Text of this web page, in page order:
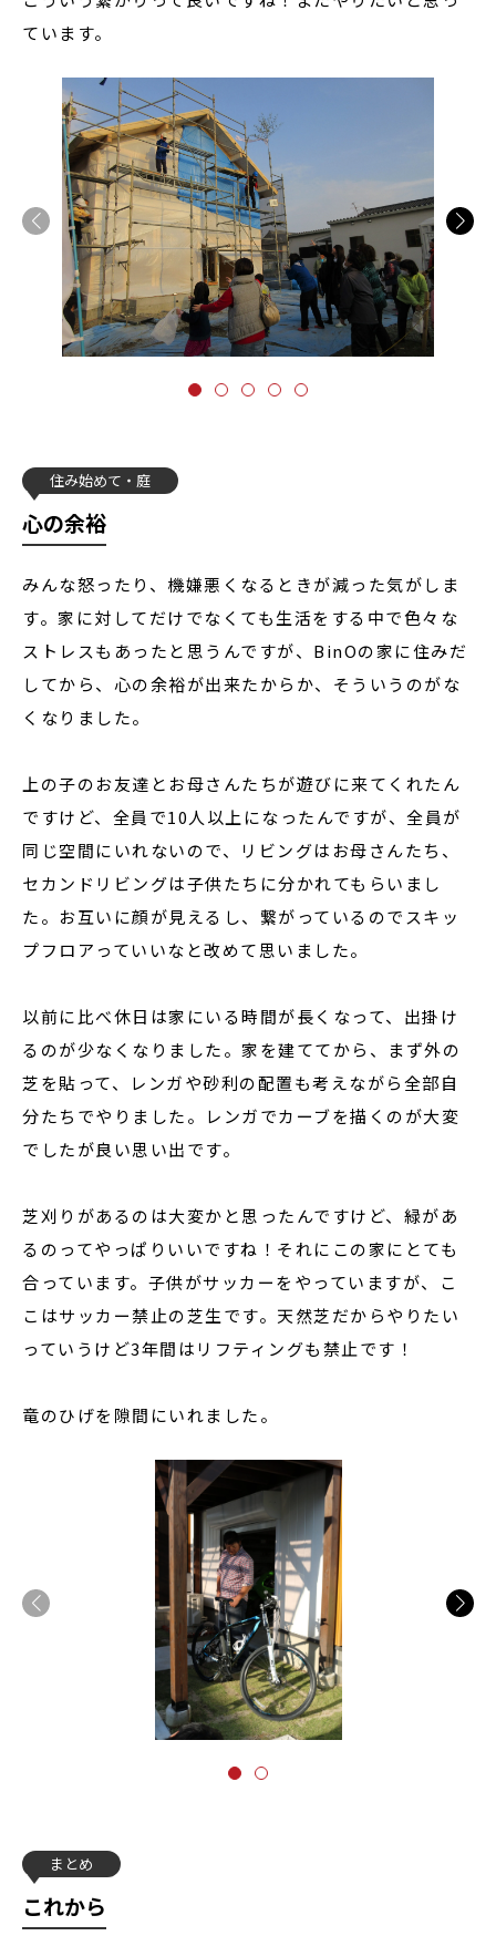
ています。
住み始めて 庭
心の余裕
みんな怒ったり、機嫌悪くなるときが減った気がしま
す。家に対してだけでなくても生活をする中で色々な
ストレスもあったと思うんですが、BinOの家に住みだ
してから、心の余裕が出来たからか、そういうのがな
くなりました。
上の子のお友達とお母さんたちが遊びに来てくれたん
ですけど、全員で10人以上になったんですが、全員が
同じ空間にいれないので、リビングはお母さんたち、
セカンドリビングは子供たちに分かれてもらいまし
た。お互いに顔が見えるし、繋がっているのでスキッ
プフロアっていいなと改めて思いました。
以前に比べ休日は家にいる時間が長くなって、出掛け
るのが少なくなりました。家を建ててから、まず外の
芝を貼って、レンガや砂利の配置も考えながら全部自
分たちでやりました。レンガでカーブを描くのが大変
でしたが良い思い出です。
芝刈りがあるのは大変かと思ったんですけど、緑があ
るのってやっぱりいいですね！それにこの家にとても
合っています。子供がサッカーをやっていますが、こ
こはサッカー禁止の芝生です。天然芝だからやりたい
っていうけど3年間はリフティングも禁止です！
竜のひげを隙間にいれました。
まとめ
これから